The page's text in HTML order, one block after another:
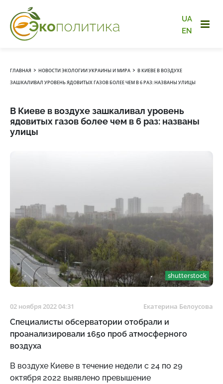
UA
EN
ГЛАВНАЯ › НОВОСТИ ЭКОЛОГИИ УКРАИНЫ И МИРА › В КИЕВЕ В ВОЗДУХЕ
ЗАШКАЛИВАЛ УРОВЕНЬ ЯДОВИТЫХ ГАЗОВ БОЛЕЕ ЧЕМ В 6 РАЗ: НАЗВАНЫ УЛИЦЫ
В Киеве в воздухе зашкаливал уровень
ядовитых газов более чем в 6 раз: названы
улицы
shutterstock
02 ноября 2022 04:31 Екатерина Белоусова
Специалисты обсерватории отобрали и
проанализировали 1650 проб атмосферного
воздуха
В воздухе Киеве в течение недели с 24 по 29
октября 2022 выявлено превышение